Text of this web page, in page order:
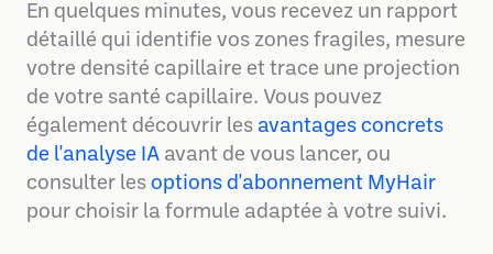
En quelques minutes, vous recevez un rapport
détaillé qui identifie vos zones fragiles, mesure
votre densité capillaire et trace une projection
de votre santé capillaire. Vous pouvez
également découvrir les avantages concrets
de l'analyse IA avant de vous lancer, ou
consulter les options d'abonnement MyHair
pour choisir la formule adaptée à votre suivi.